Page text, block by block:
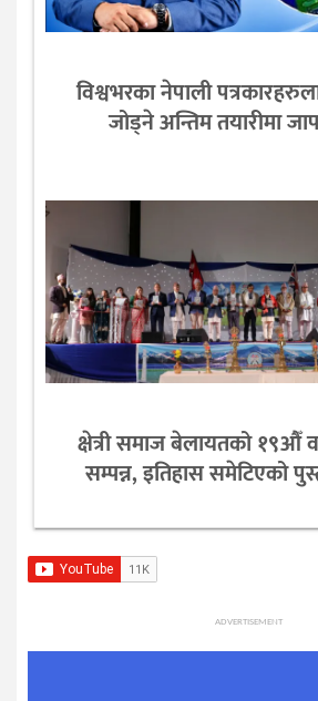
विश्वभरका नेपाली
जोड्ने अन्तिम तयारीमा
क्षेत्री समाज बेलायतको १९औँ
सम्पन्न, इतिहास समेटिएको
ADVERTISEMENT